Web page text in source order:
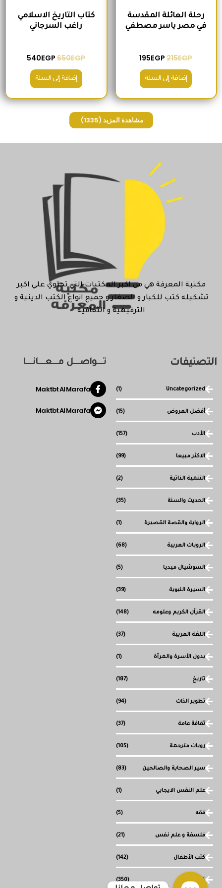
رحلة العائلة المقدسة
في مصر ياسر مصطفي
215EGP
195EGP
إضافة إلى السلة
كتاب التاريخ الاسلامي
راغب السرجاني
650EGP
540EGP
إضافة إلى السلة
مشاهدة المزيد (1335)
مكتبة المعرفة هي من اكبر المكتبات التي تحتوي علي اكبر
تشكيله كتب للكبار و الصغار و جميع انواع الكتب الدينية و
الترفيهية و الثقافية
التصنيفات
Uncategorized
(1)
أفضل العروض (15)
الأدب (157)
الاكثر مبيعا (99)
التنمية الذاتية (2)
الحديث والسنة (35)
الرواية والقصة القصيرة (1)
الرويات العربية (68)
السوشيال ميديا (5)
السيرة النبوية (39)
القرآن الكريم وعلومه (148)
اللغة العربية (37)
بدون الأسرة والمرأة (1)
تاريخ (187)
تطوير الذات (94)
ثقافة عامة (37)
رويات مترجمة (105)
سير الصحابة والصالحين (83)
علم النفس الايجابي (1)
فقه (5)
فلسفة و علم نفس (21)
كتب الأطفال (142)
كتب دينية (350)
تـــواصـــل مـــعـــانـــا
Maktbt Al Marafa
Maktbt Al Marafa